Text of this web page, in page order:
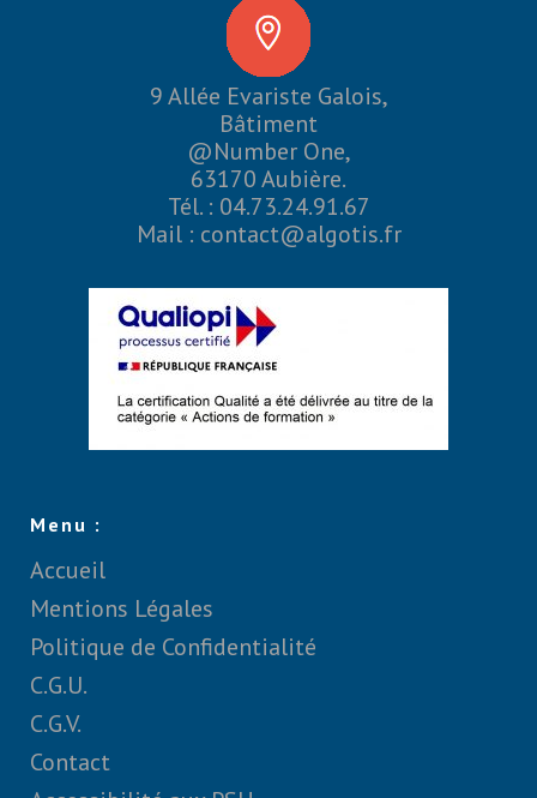
9 Allée Evariste Galois,
Bâtiment
@Number One,
63170 Aubière.
Tél. : 04.73.24.91.67
Mail : contact@algotis.fr
Menu :
Accueil
Mentions Légales
Politique de Confidentialité
C.G.U.
C.G.V.
Contact